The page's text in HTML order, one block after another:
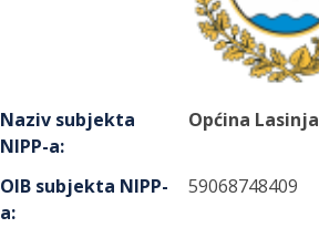
Naziv subjekta
NIPP-a:
Općina Lasinja
OIB subjekta NIPP-
a:
59068748409